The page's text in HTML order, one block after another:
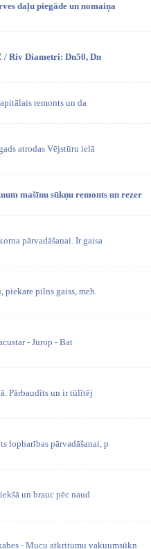
daļu piegāde un nomaiņa
/ Riv Diametri: Dn50, Dn
remonts un da
atrodas Vējstūru ielā
mašīnu sūkņu remonts un rezer
pārvadāšanai. Ir gaisa
piekare pilns gaiss, meh.
- Jurop - Bat
Pārbaudīts un ir tūlītēj
lopbarības pārvadāšanai, p
un brauc pēc naud
- Mucu atkritumu vakuumsūkn